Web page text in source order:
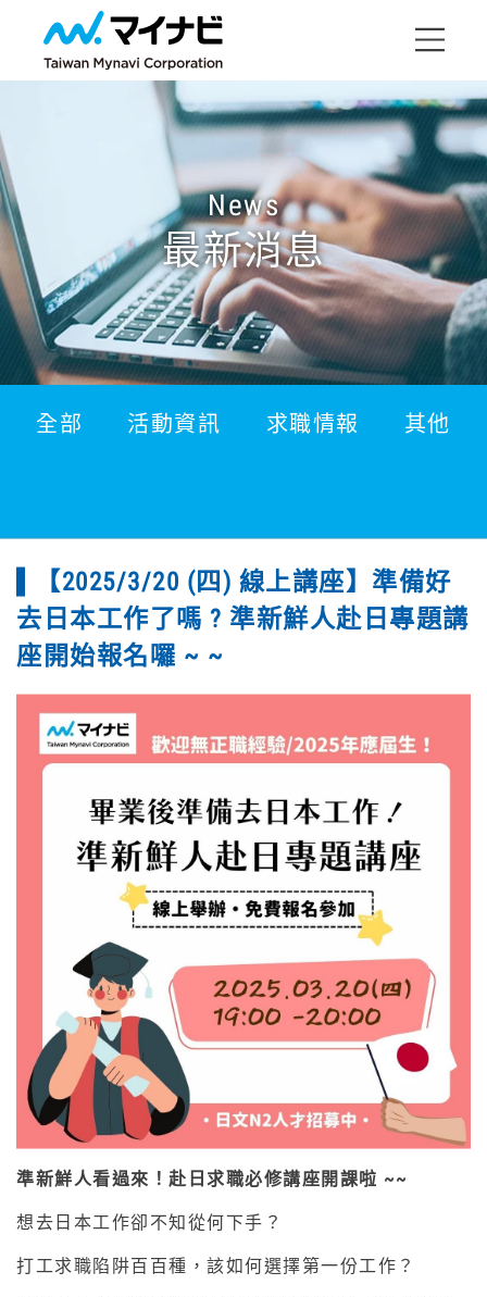
News
最新消息
全部 活動資訊 求職情報 其他
【2025/3/20 (四) 線上講座】準備好
去日本工作了嗎 ? 準新鮮人赴日專題講
座開始報名囉 ~ ~
準新鮮人看過來！赴日求職必修講座開課啦 ~~
想去日本工作卻不知從何下手？
打工求職陷阱百百種，該如何選擇第一份工作？